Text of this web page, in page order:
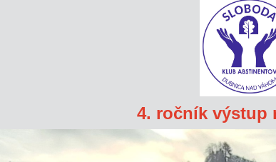
4. ročník výstup